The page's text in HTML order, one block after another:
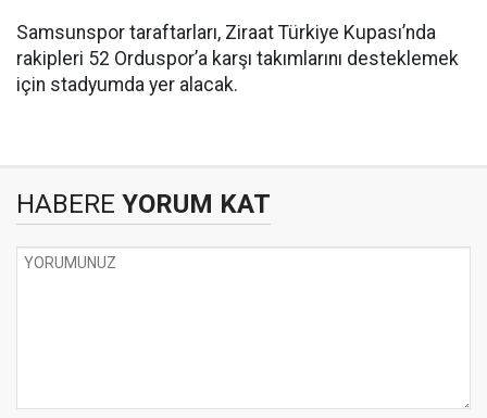
Samsunspor taraftarları, Ziraat Türkiye Kupası’nda
rakipleri 52 Orduspor’a karşı takımlarını desteklemek
için stadyumda yer alacak.
HABERE YORUM KAT